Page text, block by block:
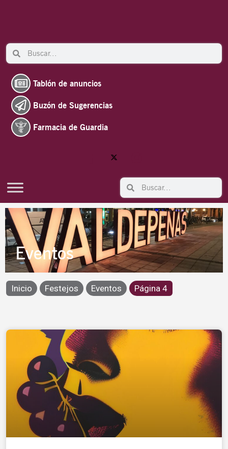
Search Search
Tablón de anuncios
Buzón de Sugerencias
Farmacia de Guardia
Search Search
Eventos
Inicio Festejos Eventos Página 4